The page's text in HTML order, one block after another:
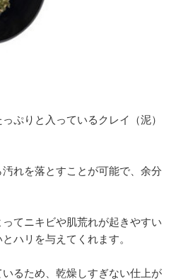
ぷりと入っているクレイ（泥）
れを落とすことが可能で、余分
てニキビや肌荒れが起きやすい
ハリを与えてくれます。
るため、乾燥しすぎない仕上が